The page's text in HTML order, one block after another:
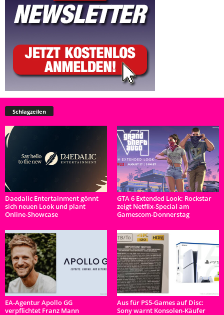
Schlagzeilen
Daedalic Entertainment gönnt
sich neuen Look und plant
Online-Showcase
GTA 6 Extended Look: Rockstar
zeigt Netflix-Special am
Gamescom-Donnerstag
EA-Agentur Apollo GG
verpflichtet Franz Mann
Aus für PS5-Games auf Disc:
Sony warnt Konsolen-Käufer